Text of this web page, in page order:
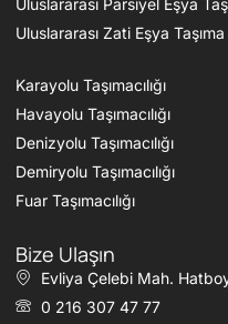
Uluslararası Zati Eşya Taşıma
Karayolu Taşımacılığı
Havayolu Taşımacılığı
Denizyolu Taşımacılığı
Demiryolu Taşımacılığı
Fuar Taşımacılığı
Bize Ulaşın
Evliya Çelebi Mah.
0 216 307 47 77